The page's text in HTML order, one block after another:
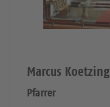
Marcus Koetzing
Pfarrer